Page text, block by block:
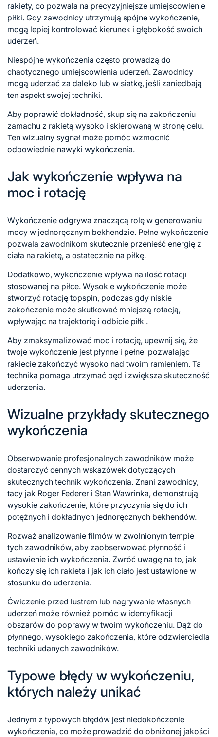
rakiety, co pozwala na precyzyjniejsze umiejscowienie
piłki. Gdy zawodnicy utrzymują spójne wykończenie,
mogą lepiej kontrolować kierunek i głębokość swoich
uderzeń.
Niespójne wykończenia często prowadzą do
chaotycznego umiejscowienia uderzeń. Zawodnicy
mogą uderzać za daleko lub w siatkę, jeśli zaniedbają
ten aspekt swojej techniki.
Aby poprawić dokładność, skup się na zakończeniu
zamachu z rakietą wysoko i skierowaną w stronę celu.
Ten wizualny sygnał może pomóc wzmocnić
odpowiednie nawyki wykończenia.
Jak wykończenie wpływa na
moc i rotację
Wykończenie odgrywa znaczącą rolę w generowaniu
mocy w jednoręcznym bekhendzie. Pełne wykończenie
pozwala zawodnikom skutecznie przenieść energię z
ciała na rakietę, a ostatecznie na piłkę.
Dodatkowo, wykończenie wpływa na ilość rotacji
stosowanej na piłce. Wysokie wykończenie może
stworzyć rotację topspin, podczas gdy niskie
zakończenie może skutkować mniejszą rotacją,
wpływając na trajektorię i odbicie piłki.
Aby zmaksymalizować moc i rotację, upewnij się, że
twoje wykończenie jest płynne i pełne, pozwalając
rakiecie zakończyć wysoko nad twoim ramieniem. Ta
technika pomaga utrzymać pęd i zwiększa skuteczność
uderzenia.
Wizualne przykłady skutecznego
wykończenia
Obserwowanie profesjonalnych zawodników może
dostarczyć cennych wskazówek dotyczących
skutecznych technik wykończenia. Znani zawodnicy,
tacy jak Roger Federer i Stan Wawrinka, demonstrują
wysokie zakończenie, które przyczynia się do ich
potężnych i dokładnych jednoręcznych bekhendów.
Rozważ analizowanie filmów w zwolnionym tempie
tych zawodników, aby zaobserwować płynność i
ustawienie ich wykończenia. Zwróć uwagę na to, jak
kończy się ich rakieta i jak ich ciało jest ustawione w
stosunku do uderzenia.
Ćwiczenie przed lustrem lub nagrywanie własnych
uderzeń może również pomóc w identyfikacji
obszarów do poprawy w twoim wykończeniu. Dąż do
płynnego, wysokiego zakończenia, które odzwierciedla
techniki udanych zawodników.
Typowe błędy w wykończeniu,
których należy unikać
Jednym z typowych błędów jest niedokończenie
wykończenia, co może prowadzić do obniżonej jakości